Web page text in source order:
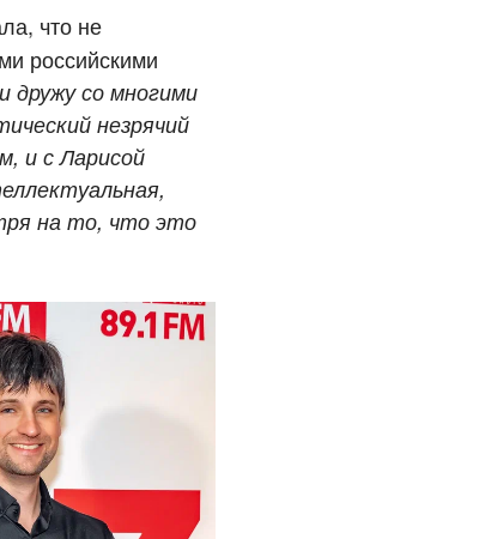
что не
российскими
дружу со многими
незрячий
и с Ларисой
на то, что это